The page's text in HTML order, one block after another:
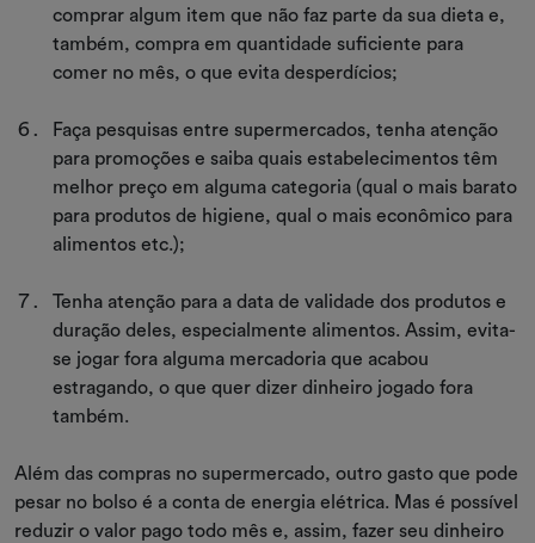
comprar algum item que não faz parte da sua dieta e,
também, compra em quantidade suficiente para
comer no mês, o que evita desperdícios;
Faça pesquisas entre supermercados, tenha atenção
para promoções e saiba quais estabelecimentos têm
melhor preço em alguma categoria (qual o mais barato
para produtos de higiene, qual o mais econômico para
alimentos etc.);
Tenha atenção para a data de validade dos produtos e
duração deles, especialmente alimentos. Assim, evita-
se jogar fora alguma mercadoria que acabou
estragando, o que quer dizer dinheiro jogado fora
também.
Além das compras no supermercado, outro gasto que pode
pesar no bolso é a conta de energia elétrica. Mas é possível
reduzir o valor pago todo mês e, assim, fazer seu dinheiro